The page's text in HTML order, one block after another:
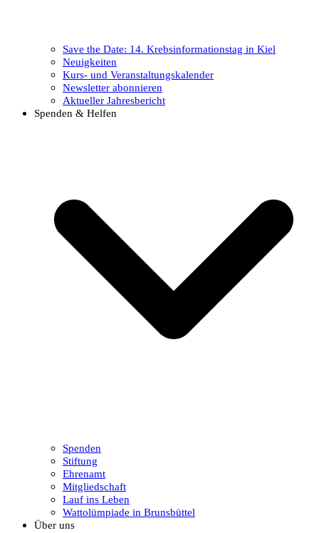
Save the Date: 14. Krebsinformationstag in Kiel
Neuigkeiten
Kurs- und Veranstaltungskalender
Newsletter abonnieren
Aktueller Jahresbericht
Spenden & Helfen
Spenden
Stiftung
Ehrenamt
Mitgliedschaft
Lauf ins Leben
Wattolümpiade in Brunsbüttel
Über uns